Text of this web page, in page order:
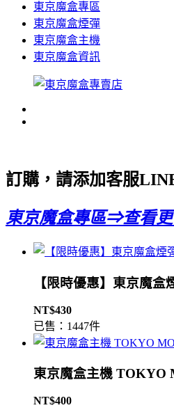
東京魔盒專區
東京魔盒煙彈
東京魔盒主機
東京魔盒資訊
訂購，請添加客服
東京魔盒專區⇒查看
【限時優惠】東京魔
NT$430
已售：1447件
東京魔盒主機 TOKYO
NT$400